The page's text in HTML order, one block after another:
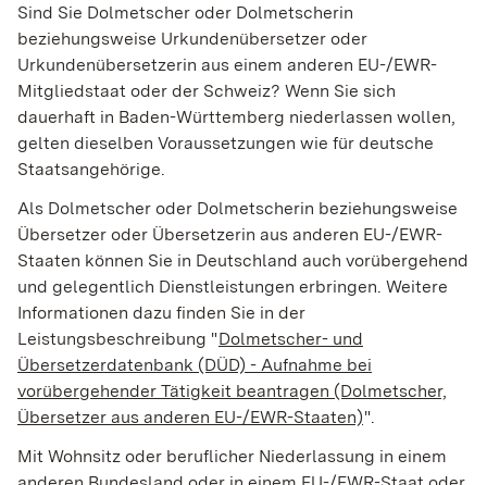
Sind Sie Dolmetscher oder Dolmetscherin
beziehungsweise Urkundenübersetzer oder
Urkundenübersetzerin aus einem anderen EU-/EWR-
Mitgliedstaat oder der Schweiz? Wenn Sie sich
dauerhaft in Baden-Württemberg niederlassen wollen,
gelten dieselben Voraussetzungen wie für deutsche
Staatsangehörige.
Als Dolmetscher oder Dolmetscherin beziehungsweise
Übersetzer oder Übersetzerin aus anderen EU-/EWR-
Staaten können Sie in Deutschland auch vorübergehend
und gelegentlich Dienstleistungen erbringen. Weitere
Informationen dazu finden Sie in der
Leistungsbeschreibung "Dolmetscher- und
Übersetzerdatenbank (DÜD) - Aufnahme bei
vorübergehender Tätigkeit beantragen (Dolmetscher,
Übersetzer aus anderen EU-/EWR-Staaten)".
Mit Wohnsitz oder beruflicher Niederlassung in einem